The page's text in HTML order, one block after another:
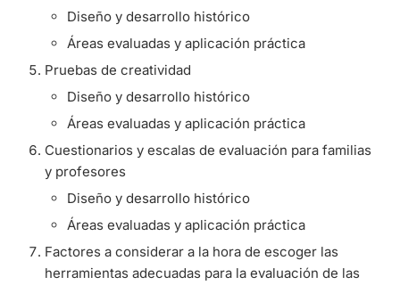
Diseño y desarrollo histórico
Áreas evaluadas y aplicación práctica
Pruebas de creatividad
Diseño y desarrollo histórico
Áreas evaluadas y aplicación práctica
Cuestionarios y escalas de evaluación para familias
y profesores
Diseño y desarrollo histórico
Áreas evaluadas y aplicación práctica
Factores a considerar a la hora de escoger las
herramientas adecuadas para la evaluación de las